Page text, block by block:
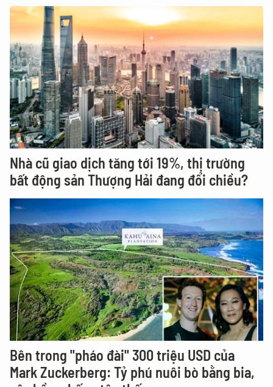
Nhà cũ giao dịch tăng tới 19%, thị trường
bất động sản Thượng Hải đang đổi chiều?
Bên trong "pháo đài" 300 triệu USD của
Mark Zuckerberg: Tỷ phú nuôi bò bằng bia,